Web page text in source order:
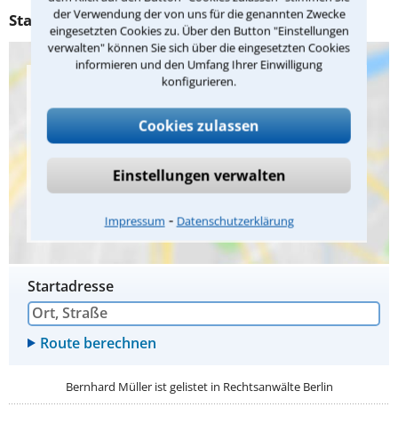
der Verwendung der von uns für die genannten Zwecke
eingesetzten Cookies zu. Über den Button "Einstellungen
verwalten" können Sie sich über die eingesetzten Cookies
informieren und den Umfang Ihrer Einwilligung
konfigurieren.
Cookies zulassen
Einstellungen verwalten
Impressum ⁃ Datenschutzerklärung
Standort / Anfahrt
Bei der Einbindung von Google Maps übermitteln wir Daten
einwilligen möchten, klicken Sie bitte auf "OK". Sie können
Ihre Einwilligung jederzeit widerrufen. Weitere Infos finden
OK
Startadresse
Bernhard Müller ist gelistet in Rechtsanwälte Berlin